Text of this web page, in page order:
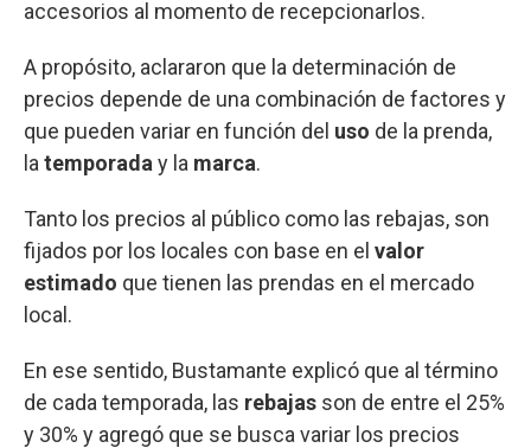
accesorios al momento de recepcionarlos.
A propósito, aclararon que la determinación de
precios depende de una combinación de factores y
que pueden variar en función del uso de la prenda,
la temporada y la marca.
Tanto los precios al público como las rebajas, son
fijados por los locales con base en el valor
estimado que tienen las prendas en el mercado
local.
En ese sentido, Bustamante explicó que al término
de cada temporada, las rebajas son de entre el 25%
y 30% y agregó que se busca variar los precios